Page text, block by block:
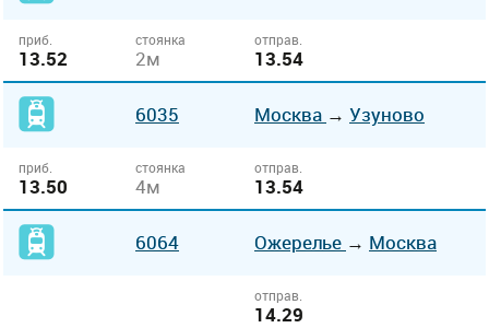
приб.
13.52
стоянка
2м
отправ.
13.54
6035 Москва → Узуново
приб.
13.50
стоянка
4м
отправ.
13.54
6064 Ожерелье → Москва
отправ.
14.29